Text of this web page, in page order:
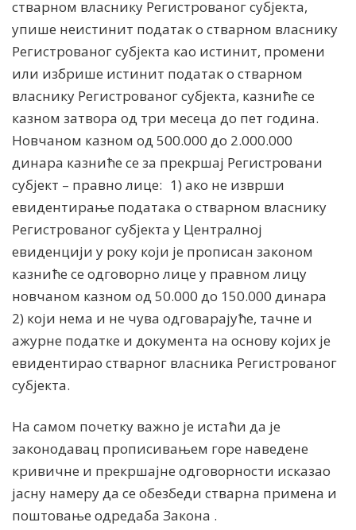
стварном власнику Регистрованог субјекта,
упише неистинит податак о стварном власнику
Регистрованог субјекта као истинит, промени
или избрише истинит податак о стварном
власнику Регистрованог субјекта, казниће се
казном затвора од три месеца до пет година.
Новчаном казном од 500.000 до 2.000.000
динара казниће се за прекршај Регистровани
субјект – правно лице: 1) ако не изврши
евидентирање података о стварном власнику
Регистрованог субјекта у Централној
евиденцији у року који је прописан законом
казниће се одговорно лице у правном лицу
новчаном казном од 50.000 до 150.000 динара
2) који нема и не чува одговарајуће, тачне и
ажурне податке и документа на основу којих је
евидентирао стварног власника Регистрованог
субјекта.
На самом почетку важно је истаћи да је
законодавац прописивањем горе наведене
кривичне и прекршајне одговорности исказао
јасну намеру да се обезбеди стварна примена и
поштовање одредаба Закона .